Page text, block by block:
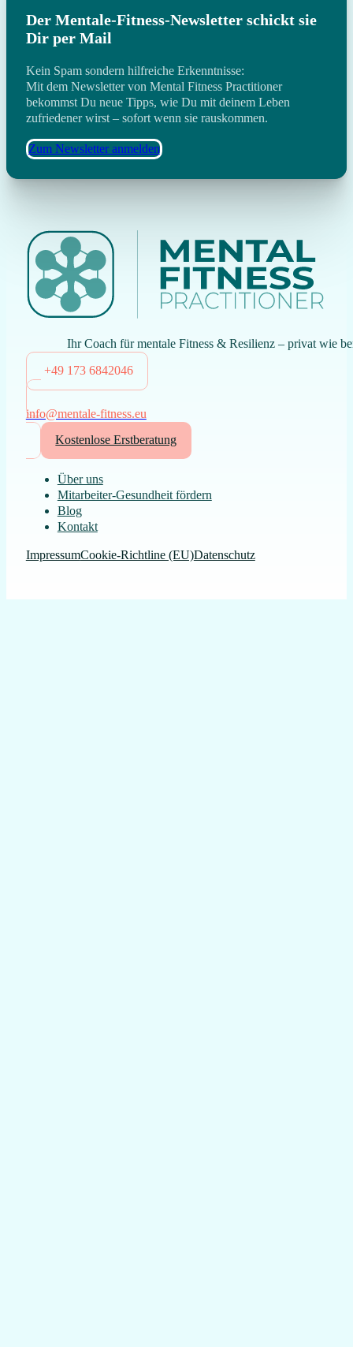
Der Mentale-Fitness-Newsletter schickt sie
Dir per Mail
Kein Spam sondern hilfreiche Erkenntnisse:
Mit dem Newsletter von Mental Fitness Practitioner
bekommst Du neue Tipps, wie Du mit deinem Leben
zufriedener wirst – sofort wenn sie rauskommen.
Zum Newsletter anmelden
Ihr Coach für mentale Fitness & Resilienz – privat wie
+49 173 6842046
info@mentale-fitness.eu
Kostenlose Erstberatung
Über uns
Mitarbeiter-Gesundheit fördern
Blog
Kontakt
ImpressumCookie-Richtline (EU)Datenschutz